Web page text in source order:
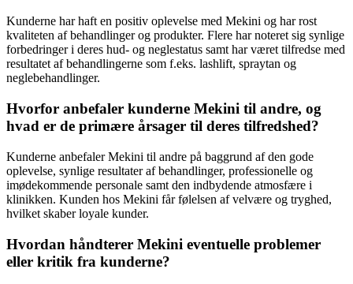
Kunderne har haft en positiv oplevelse med Mekini og har rost
kvaliteten af behandlinger og produkter. Flere har noteret sig synlige
forbedringer i deres hud- og neglestatus samt har været tilfredse med
resultatet af behandlingerne som f.eks. lashlift, spraytan og
neglebehandlinger.
Hvorfor anbefaler kunderne Mekini til andre, og
hvad er de primære årsager til deres tilfredshed?
Kunderne anbefaler Mekini til andre på baggrund af den gode
oplevelse, synlige resultater af behandlinger, professionelle og
imødekommende personale samt den indbydende atmosfære i
klinikken. Kunden hos Mekini får følelsen af velvære og tryghed,
hvilket skaber loyale kunder.
Hvordan håndterer Mekini eventuelle problemer
eller kritik fra kunderne?